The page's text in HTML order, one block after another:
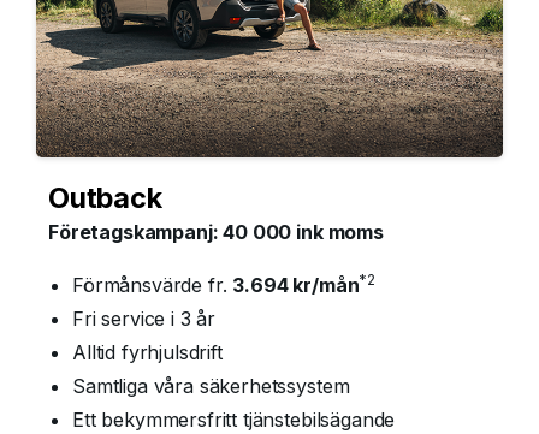
Outback
Företagskampanj: 40 000 ink moms
Förmånsvärde fr. 3.694 kr/mån*2
Fri service i 3 år
Alltid fyrhjulsdrift
Samtliga våra säkerhetssystem
Ett bekymmersfritt tjänstebilsägande